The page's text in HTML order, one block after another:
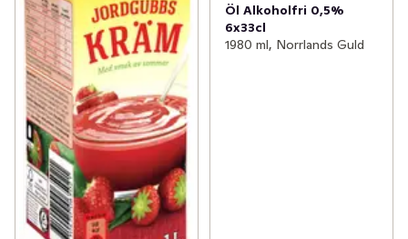
Öl Alkoholfri 0,5%
6x33cl
1980 ml, Norrlands Guld